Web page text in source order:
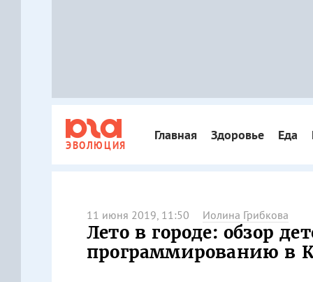
ЭВОЛЮЦИЯ
Главная Здоровье Еда
11 июня 2019, 11:50 Иолина Грибкова
Лето в городе: обзор
программированию в